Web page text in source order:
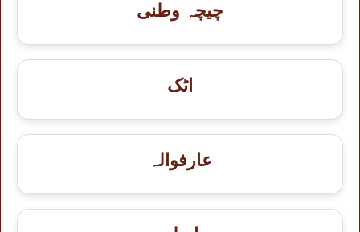
چیچہ وطنی
اٹک
عارفوالہ